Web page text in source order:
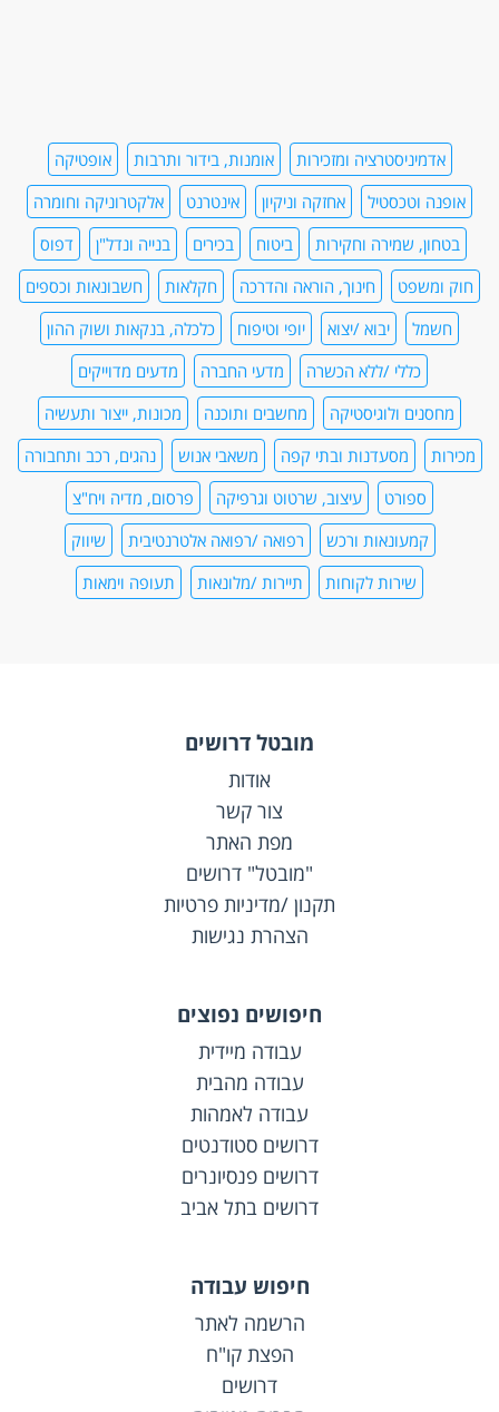
אדמיניסטרציה ומזכירות אומנות, בידור ותרבות
אופטיקה
אופנה וטכסטיל
אחזקה וניקיון אינטרנט
אלקטרוניקה וחומרה
בטחון, שמירה וחקירות
ביטוח בכירים בנייה ונדל"ן
דפוס
חוק ומשפט
חינוך, הוראה והדרכה חקלאות
חשבונאות וכספים
חשמל
יבוא /יצוא יופי וטיפוח
כלכלה, בנקאות ושוק ההון
כללי /ללא הכשרה
מדעי החברה
מדעים מדוייקים
מחסנים ולוגיסטיקה
מחשבים ותוכנה
מכונות, ייצור ותעשיה
מכירות
מסעדנות ובתי קפה משאבי אנוש
נהגים, רכב ותחבורה
ספורט
עיצוב, שרטוט וגרפיקה
פרסום, מדיה ויח"צ
קמעונאות ורכש
רפואה /רפואה אלטרנטיבית
שיווק
שירות לקוחות
תיירות /מלונאות תעופה וימאות
מובטל דרושים
אודות
צור קשר
מפת האתר
"מובטל" דרושים
תקנון /מדיניות פרטיות
הצהרת נגישות
חיפושים נפוצים
עבודה מיידית
עבודה מהבית
עבודה לאמהות
דרושים סטודנטים
דרושים פנסיונרים
דרושים בתל אביב
חיפוש עבודה
הרשמה לאתר
הפצת קו"ח
דרושים